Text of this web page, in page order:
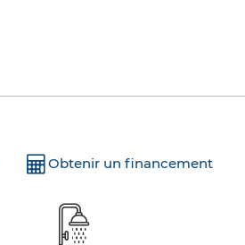
Obtenir un financement